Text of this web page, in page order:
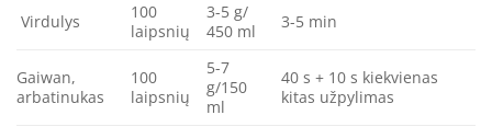
Virdulys
100
laipsnių
3-5 g/
450 ml
3-5 min
Gaiwan,
arbatinukas
100
laipsnių
5-7
g/150
ml
40 s + 10 s kiekvienas
kitas užpylimas